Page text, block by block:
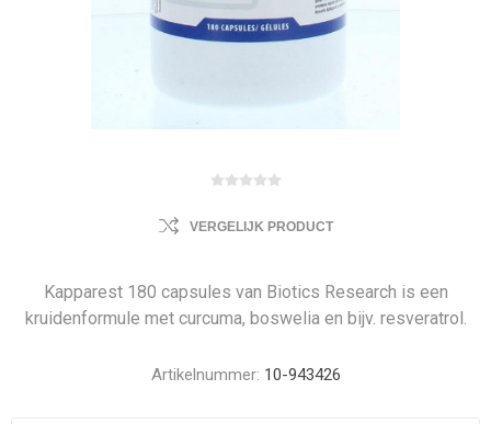
VERGELIJK PRODUCT
Kapparest 180 capsules van Biotics Research is een
kruidenformule met curcuma, boswelia en bijv. resveratrol.
Artikelnummer: 10-943426